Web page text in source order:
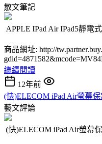
散文筆記
APPLE IPad Air IPad5靜電
商品網址: http://
繼續閱讀
12年前
(快)ELECOM iPad Air螢幕
藝文評論
(快)ELECOM iPad Air螢幕